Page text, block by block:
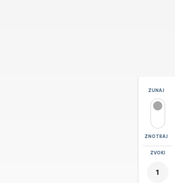
ZUNAJ
ZNOTRAJ
POVEČAVA
ZVOKI